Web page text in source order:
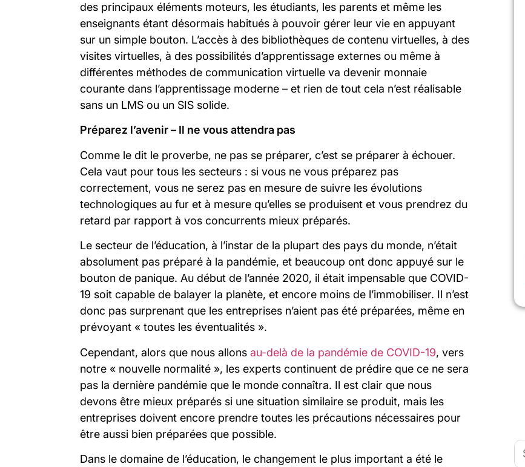
des principaux éléments moteurs, les étudiants, les parents et même les
enseignants étant désormais habitués à pouvoir gérer leur vie en appuyant
sur un simple bouton. L’accès à des bibliothèques de contenu virtuelles, à des
visites virtuelles, à des possibilités d’apprentissage externes ou même à
différentes méthodes de communication virtuelle va devenir monnaie
courante dans l’apprentissage moderne – et rien de tout cela n’est réalisable
sans un LMS ou un SIS solide.
Préparez l’avenir – Il ne vous attendra pas
Comme le dit le proverbe, ne pas se préparer, c’est se préparer à échouer.
Cela vaut pour tous les secteurs : si vous ne vous préparez pas
correctement, vous ne serez pas en mesure de suivre les évolutions
technologiques au fur et à mesure qu’elles se produisent et vous prendrez du
retard par rapport à vos concurrents mieux préparés.
Le secteur de l’éducation, à l’instar de la plupart des pays du monde, n’était
absolument pas préparé à la pandémie, et beaucoup ont donc appuyé sur le
bouton de panique. Au début de l’année 2020, il était impensable que COVID-
19 soit capable de balayer la planète, et encore moins de l’immobiliser. Il n’est
donc pas surprenant que les entreprises n’aient pas été préparées, même en
prévoyant « toutes les éventualités ».
Cependant, alors que nous allons au-delà de la pandémie de COVID-19, vers
notre « nouvelle normalité », les experts continuent de prédire que ce ne sera
pas la dernière pandémie que le monde connaîtra. Il est clair que nous
devons être mieux préparés si une situation similaire se produit, mais les
entreprises doivent encore prendre toutes les précautions nécessaires pour
être aussi bien préparées que possible.
Dans le domaine de l’éducation, le changement le plus important a été le